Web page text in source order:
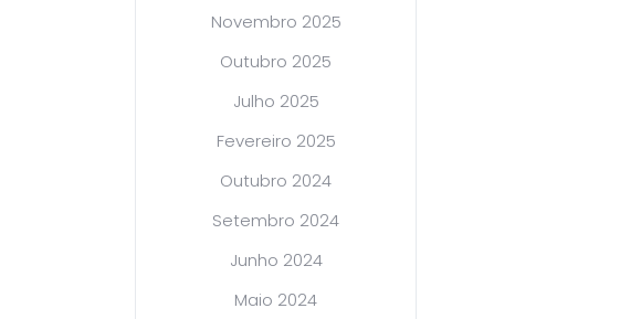
Novembro 2025
Outubro 2025
Julho 2025
Fevereiro 2025
Outubro 2024
Setembro 2024
Junho 2024
Maio 2024